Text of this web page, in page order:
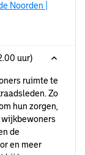
Noorden |
uur)
ruimte te
Zo
hun zorgen,
wijkbewoners
de
en meer